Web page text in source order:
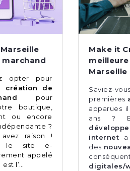
opter pour
création de
pour
boutique,
ou encore
?
raison !
le site e-
appelé
est l’…
Make it
Marseille
premières
apparues
ans ?
internet a
des
digitales/